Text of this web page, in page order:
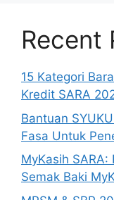
Recent
15 Kategori
Kredit SARA
Bantuan
Fasa Untuk
MyKasih
Semak Baki